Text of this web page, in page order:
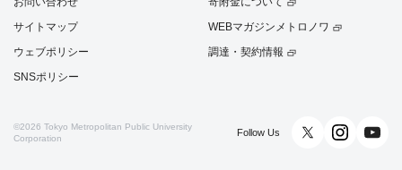
サイトマップ
ウェブポリシー
SNSポリシー
WEBマガジンメトロノワ
調達・契約情報
©2026 Tokyo Metropolitan Public University
Corporation
Follow Us